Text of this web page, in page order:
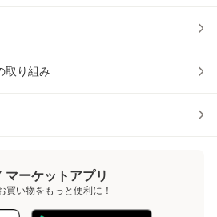
取り組み
マーケットアプリ
買い物をもっと便利に！